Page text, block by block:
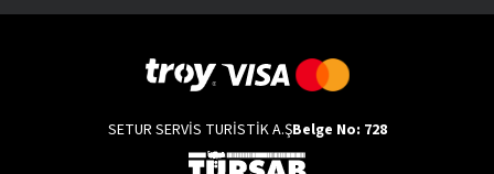
SETUR SERVİS TURİSTİK A.ŞBelge No: 728